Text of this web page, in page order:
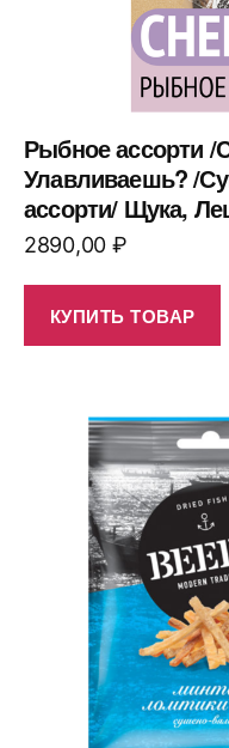
Рыбное ассорти
Улавливаешь? /
ассорти/ Щука,
2890,00 ₽
КУПИТЬ ТОВАР